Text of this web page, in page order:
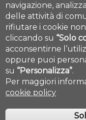
navigazione,
delle attività di
rifiutare i cookie
cliccando su “Solo
acconsentirne
oppure puoi
su “Personalizza”.
Per maggiori
cookie policy